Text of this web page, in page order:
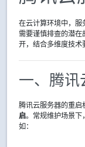
在云计算环境中，服
需要谨慎排查的潜在
开，结合多维度技术
一、腾讯
腾讯云服务器的重启
启。常规维护场景下
如：